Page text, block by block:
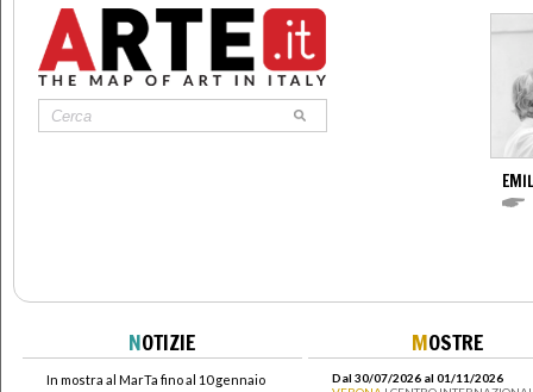
NOTIZIE
In mostra al MarTa fino al 10 gennaio
MOSTRE
Dal 30/07/2026 al 01/11/2026